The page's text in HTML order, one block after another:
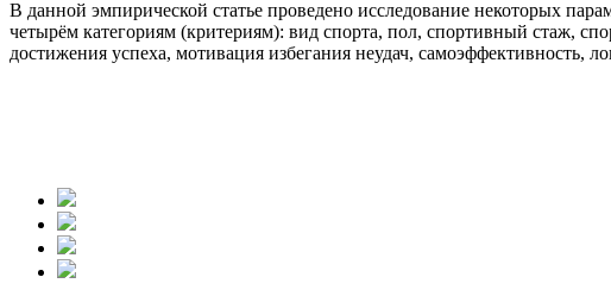
В данной эмпирической статье проведено исследование некоторых
четырём категориям (критериям): вид спорта, пол, спортивный стаж,
достижения успеха, мотивация избегания неудач,